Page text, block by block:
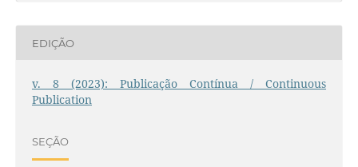
EDIÇÃO
v. 8 (2023): Publicação Contínua / Continuous
Publication
SEÇÃO